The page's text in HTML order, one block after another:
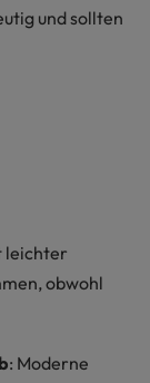
und sollten
leichter
obwohl
: Moderne